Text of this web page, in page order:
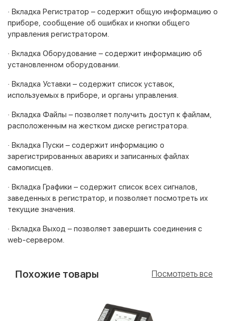
· Вкладка Регистратор – содержит общую информацию о
приборе, сообщение об ошибках и кнопки общего
управления регистратором.
· Вкладка Оборудование – содержит информацию об
установленном оборудовании.
· Вкладка Уставки – содержит список уставок,
используемых в приборе, и органы управления.
· Вкладка Файлы – позволяет получить доступ к файлам,
расположенным на жестком диске регистратора.
· Вкладка Пуски – содержит информацию о
зарегистрированных авариях и записанных файлах
самописцев.
· Вкладка Графики – содержит список всех сигналов,
заведенных в регистратор, и позволяет посмотреть их
текущие значения.
· Вкладка Выход – позволяет завершить соединения с
web-сервером.
Похожие товары Посмотреть все